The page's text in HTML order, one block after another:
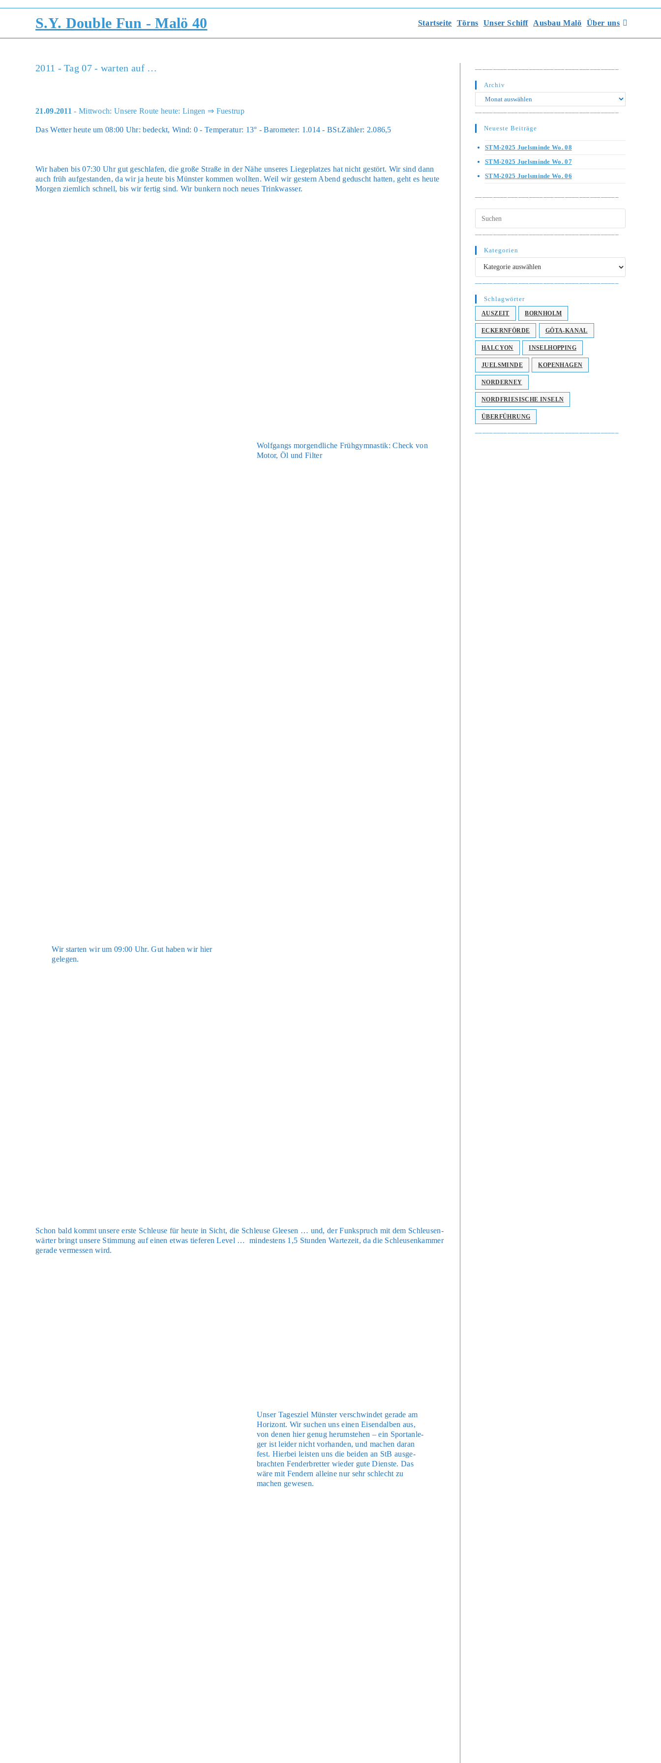
S.Y. Double Fun - Malö 40 Startseite Törns Unser Schiff Ausbau Malö Über uns
2011 - Tag 07 - warten auf …
21.09.2011 - Mittwoch: Unsere Route heute: Lingen ⇒ Fuestrup
Das Wet­ter heu­te um 08:00 Uhr: bedeckt, Wind: 0 - Tem­pe­ra­tur: 13° - Baro­me­ter: 1.014 - BSt.Zähler: 2.086,5
Wir haben bis 07:30 Uhr gut geschla­fen, die gro­ße Stra­ße in der Nähe unse­res Lie­ge­plat­zes hat nicht gestört. Wir sind dann
auch früh auf­ge­stan­den, da wir ja heu­te bis Müns­ter kom­men woll­ten. Weil wir ges­tern Abend geduscht hat­ten, geht es heu­te
Mor­gen ziem­lich schnell, bis wir fer­tig sind. Wir bun­kern noch neu­es Trink­was­ser.
Wolf­gangs mor­gend­li­che Früh­gym­nas­tik: Check von
Motor, Öl und Fil­ter
Wir star­ten wir um 09:00 Uhr. Gut haben wir hier
gele­gen.
Schon bald kommt unse­re ers­te Schleu­se für heu­te in Sicht, die Schleu­se Glee­sen … und, der Funk­spruch mit dem Schleu­sen­
wär­ter bringt unse­re Stim­mung auf einen etwas tie­fe­ren Level … min­des­tens 1,5 Stun­den War­te­zeit, da die Schleu­sen­kam­mer
gera­de ver­mes­sen wird.
Unser Tages­ziel Müns­ter ver­schwin­det gera­de am
Hori­zont. Wir suchen uns einen Eisen­d­al­ben aus,
von denen hier genug her­um­ste­hen – ein Sport­an­le­
ger ist lei­der nicht vor­han­den, und machen dar­an
fest. Hier­bei leis­ten uns die bei­den an StB aus­ge­
brach­ten Fen­der­bret­ter wie­der gute Diens­te. Das
wäre mit Fen­dern allei­ne nur sehr schlecht zu
machen gewe­sen.
Archiv
Archiv
Neueste Beiträge
STM-2025 Juelsminde Wo. 08
STM-2025 Juelsminde Wo. 07
STM-2025 Juelsminde Wo. 06
Kategorien
Schlagwörter
AUSZEIT BORNHOLM
ECKERNFÖRDE GÖTA-KANAL
HALCYON INSELHOPPING
JUELSMINDE KOPENHAGEN
NORDERNEY
NORDFRIESISCHE INSELN
ÜBERFÜHRUNG